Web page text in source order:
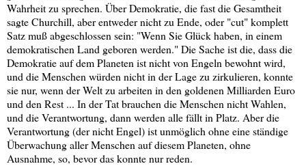
Wahrheit zu sprechen. Über Demokratie, die fast die Gesamtheit
sagte Churchill, aber entweder nicht zu Ende, oder "cut" komplett
Satz muß abgeschlossen sein: "Wenn Sie Glück haben, in einem
demokratischen Land geboren werden." Die Sache ist die, dass die
Demokratie auf dem Planeten ist nicht von Engeln bewohnt wird,
und die Menschen würden nicht in der Lage zu zirkulieren, konnte
sie nur, wenn der Welt zu arbeiten in den goldenen Milliarden Euro
und den Rest ... In der Tat brauchen die Menschen nicht Wahlen,
und die Verantwortung, dann werden alle fällt in Platz. Aber die
Verantwortung (der nicht Engel) ist unmöglich ohne eine ständige
Überwachung aller Menschen auf diesem Planeten, ohne
Ausnahme, so, bevor das konnte nur reden.